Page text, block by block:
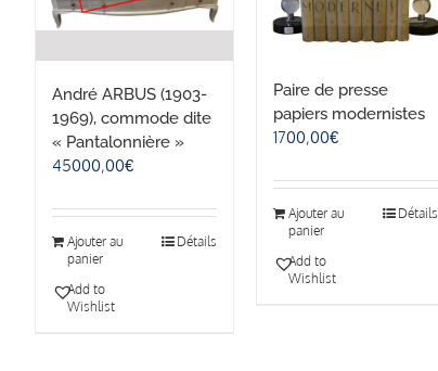
André ARBUS (1903-
1969), commode dite
« Pantalonnière »
45000,00€
Ajouter au
panier
Détails
Add to
Wishlist
Paire de presse
papiers modernistes
1700,00€
Ajouter au
panier
Détails
Add to
Wishlist